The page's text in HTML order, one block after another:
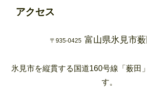
アクセス
〒935-0425 富山県氷見市
氷見市を縦貫する国道160号線「薮田
す。